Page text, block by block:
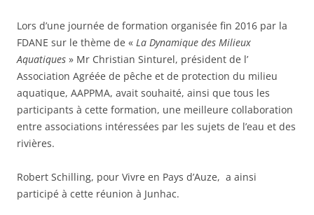
Lors d’une journée de formation organisée fin 2016 par la
FDANE sur le thème de « La Dynamique des Milieux
Aquatiques » Mr Christian Sinturel, président de l’
Association Agréée de pêche et de protection du milieu
aquatique, AAPPMA, avait souhaité, ainsi que tous les
participants à cette formation, une meilleure collaboration
entre associations intéressées par les sujets de l’eau et des
rivières.
Robert Schilling, pour Vivre en Pays d’Auze, a ainsi
participé à cette réunion à Junhac.